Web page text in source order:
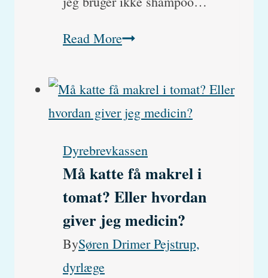
Read MoreMin
lugter
meget
gammel
hund?
Dyrebrevkassen
Må katte få makrel i
tomat? Eller hvordan
giver jeg medicin?
BySøren Drimer Pejstrup,
dyrlæge